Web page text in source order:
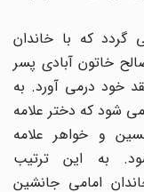
که با خاندان
خاتون آبادی پسر
خود درمی آورد. به
شود که دختر علامه
و خواهر علامه
به این ترتیب
امامی جانشین